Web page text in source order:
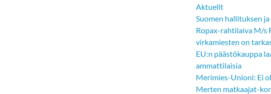
Aktuellt
Suomen hallituksen
Ropax-rahtilaiva M/s
virkamiesten on
EU:n päästökauppa
ammattilaisia
Merimies-Unioni: Ei
Merten matkaajat-